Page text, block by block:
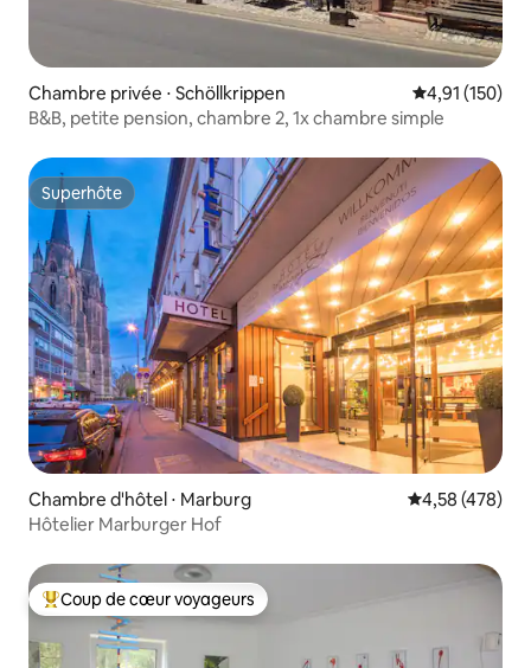
Chambre privée ⋅ Schöllkrippen Évaluation
4,91 (150)
B&B, petite pension, chambre 2, 1x chambre simple
Superhôte
Superhôte
Chambre d'hôtel ⋅ Marburg Évaluation
4,58 (478)
Hôtelier Marburger Hof
Coups de cœur voyageurs les plus appréciés
Coup de cœur voyageurs